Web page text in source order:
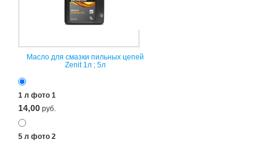
Масло для смазки пильных цепей
Zenit 1л ; 5л
1 л фото 1
14,00 руб.
5 л фото 2